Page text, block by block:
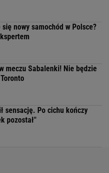
nowy samochód w Polsce?
meczu Sabalenki! Nie będzie
sensację. Po cichu kończy
pozostał"